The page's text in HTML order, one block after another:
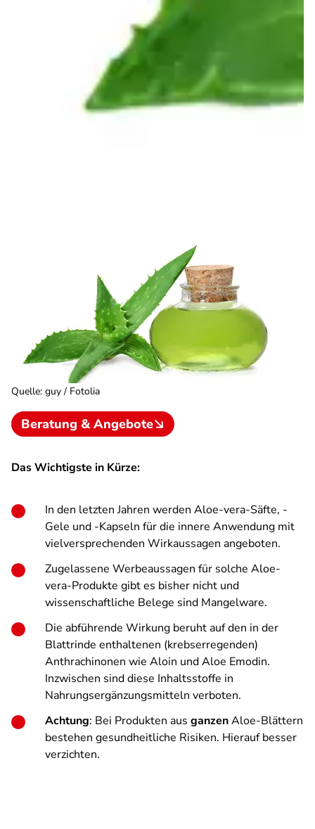
Quelle: guy / Fotolia
Beratung & Angebote
Das Wichtigste in Kürze:
In den letzten Jahren werden Aloe-vera-Säfte, -
Gele und -Kapseln für die innere Anwendung mit
vielversprechenden Wirkaussagen angeboten.
Zugelassene Werbeaussagen für solche Aloe-
vera-Produkte gibt es bisher nicht und
wissenschaftliche Belege sind Mangelware.
Die abführende Wirkung beruht auf den in der
Blattrinde enthaltenen (krebserregenden)
Anthrachinonen wie Aloin und Aloe Emodin.
Inzwischen sind diese Inhaltsstoffe in
Nahrungsergänzungsmitteln verboten.
Achtung: Bei Produkten aus ganzenAloe-Blättern
bestehen gesundheitliche Risiken. Hierauf besser
verzichten.